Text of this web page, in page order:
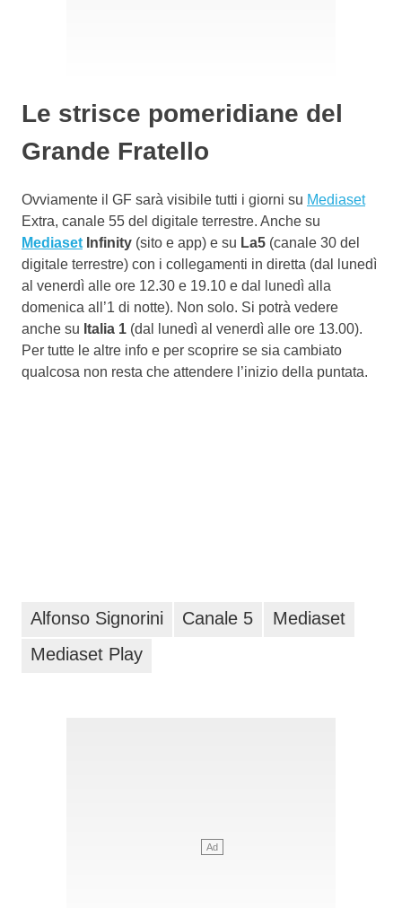
Le strisce pomeridiane del
Grande Fratello
Ovviamente il GF sarà visibile tutti i giorni su Mediaset
Extra, canale 55 del digitale terrestre. Anche su
Mediaset Infinity (sito e app) e su La5 (canale 30 del
digitale terrestre) con i collegamenti in diretta (dal lunedì
al venerdì alle ore 12.30 e 19.10 e dal lunedì alla
domenica all’1 di notte). Non solo. Si potrà vedere
anche su Italia 1 (dal lunedì al venerdì alle ore 13.00).
Per tutte le altre info e per scoprire se sia cambiato
qualcosa non resta che attendere l’inizio della puntata.
Alfonso Signorini Canale 5
Mediaset
Mediaset Play